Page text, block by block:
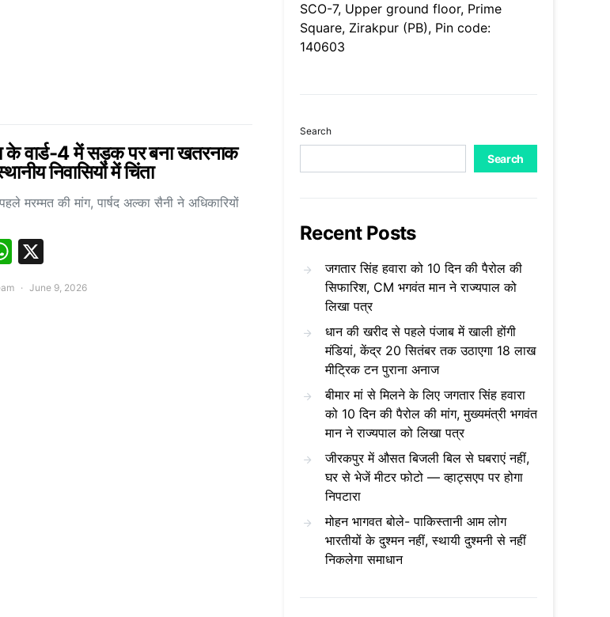
के वार्ड-4 में सड़क पर बना खतरनाक
निवासियों में चिंता
मरम्मत की मांग, पार्षद अल्का सैनी ने अधिकारियों
WhatsApp
June 9, 2026
SCO-7, Upper ground floor, Prime
Square, Zirakpur (PB), Pin code:
140603
Search
Search
Recent Posts
जगतार सिंह हवारा को 10 दिन की पैरोल की
सिफारिश, CM भगवंत मान ने राज्यपाल को
लिखा पत्र
धान की खरीद से पहले पंजाब में खाली होंगी
मंडियां, केंद्र 20 सितंबर तक उठाएगा 18 लाख
मीट्रिक टन पुराना अनाज
बीमार मां से मिलने के लिए जगतार सिंह हवारा
को 10 दिन की पैरोल की मांग, मुख्यमंत्री भगवंत
मान ने राज्यपाल को लिखा पत्र
जीरकपुर में औसत बिजली बिल से घबराएं नहीं,
घर से भेजें मीटर फोटो — व्हाट्सएप पर होगा
निपटारा
मोहन भागवत बोले- पाकिस्तानी आम लोग
भारतीयों के दुश्मन नहीं, स्थायी दुश्मनी से नहीं
निकलेगा समाधान